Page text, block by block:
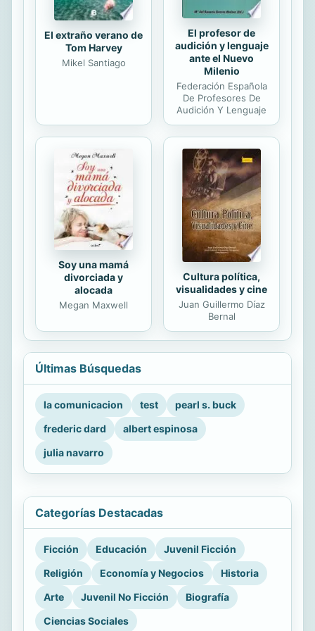
El extraño verano de
Tom Harvey
Mikel Santiago
El profesor de
audición y lenguaje
ante el Nuevo
Milenio
Federación Española
De Profesores De
Audición Y Lenguaje
Soy una mamá
divorciada y
alocada
Megan Maxwell
Cultura política,
visualidades y cine
Juan Guillermo Díaz
Bernal
Últimas Búsquedas
la comunicacion test
pearl s. buck
frederic dard
albert espinosa
julia navarro
Categorías Destacadas
Ficción Educación
Juvenil Ficción
Religión
Economía y Negocios
Historia
Arte
Juvenil No Ficción
Biografía
Ciencias Sociales